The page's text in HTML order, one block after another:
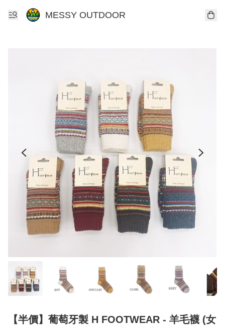
MESSY OUTDOOR
【半價】葡萄牙製 H FOOTWEAR - 羊毛襪 (女